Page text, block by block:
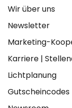
Wir über uns
Newsletter
Marketing-
Karriere |
Lichtplanung
Gutscheincodes